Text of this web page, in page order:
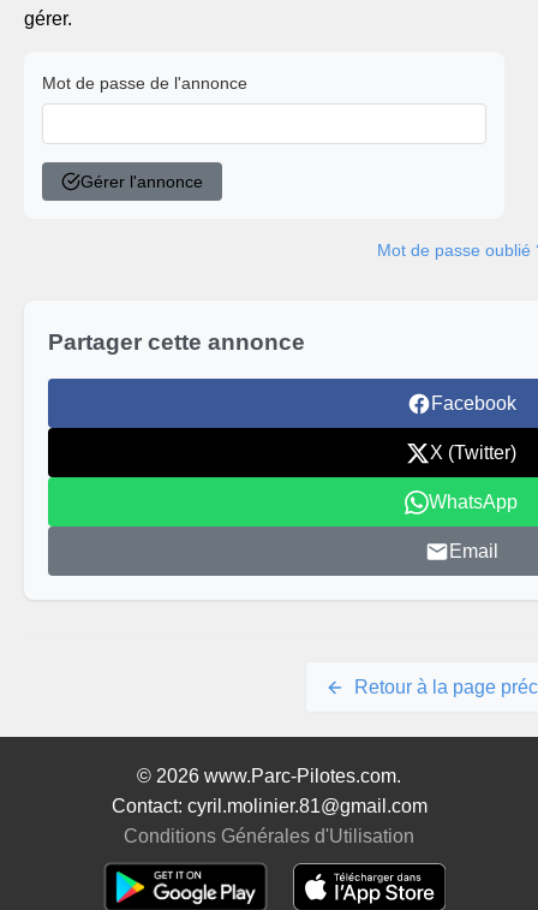
gérer.
Mot de passe de l'annonce
Gérer l'annonce
Mot de passe oublié
Partager cette annonce
Facebook
X (Twitter)
WhatsApp
Email
Retour à la page
© 2026 www.Parc-Pilotes.com.
Contact: cyril.molinier.81@gmail.com
Conditions Générales d'Utilisation